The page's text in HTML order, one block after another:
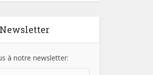
Newsletter
à notre newsletter: